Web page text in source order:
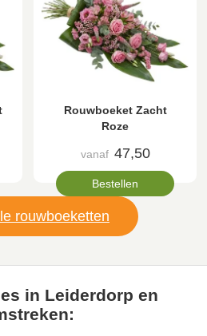
Rouwboeket Zacht
Roze
vanaf 47,50
Bestellen
rouwboeketten
in Leiderdorp en